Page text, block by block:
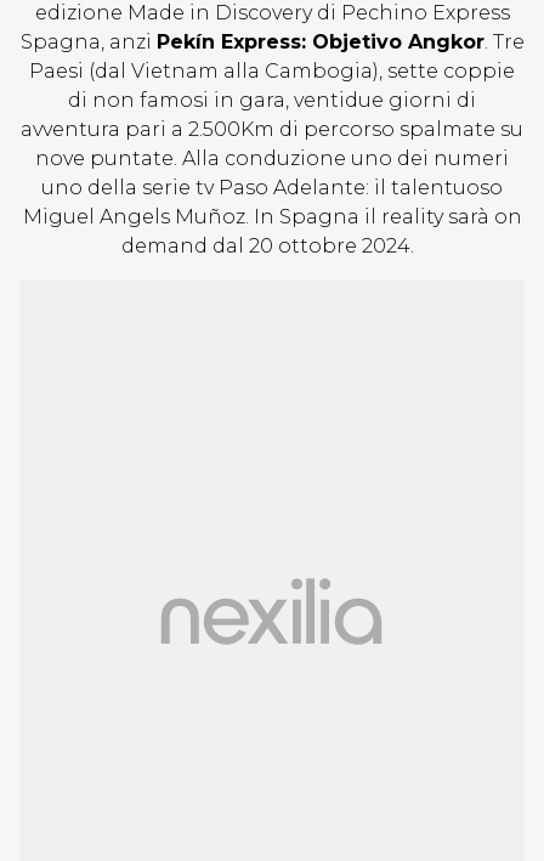
edizione Made in Discovery di Pechino Express
Spagna, anzi Pekín Express: Objetivo Angkor. Tre
Paesi (dal Vietnam alla Cambogia), sette coppie
di non famosi in gara, ventidue giorni di
avventura pari a 2.500Km di percorso spalmate su
nove puntate. Alla conduzione uno dei numeri
uno della serie tv Paso Adelante: il talentuoso
Miguel Angels Muñoz. In Spagna il reality sarà on
demand dal 20 ottobre 2024.